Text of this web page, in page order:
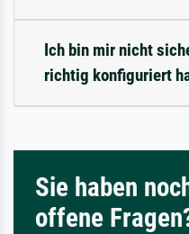
Ich bin mir nicht
richtig konfiguriert
Sie haben
offene